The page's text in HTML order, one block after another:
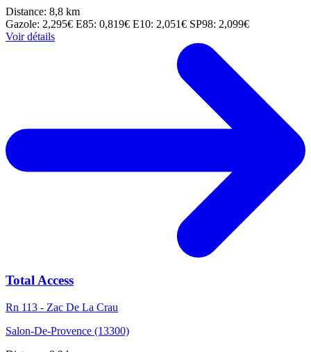
Distance: 8,8 km
Gazole: 2,295€ E85: 0,819€ E10: 2,051€ SP98: 2,099€
Voir détails
Total Access
Rn 113 - Zac De La Crau
Salon-De-Provence (13300)